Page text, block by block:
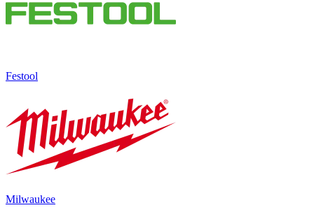
Festool
Milwaukee